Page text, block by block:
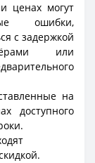
ценах могут
ошибки,
с задержкой
или
на
доступного